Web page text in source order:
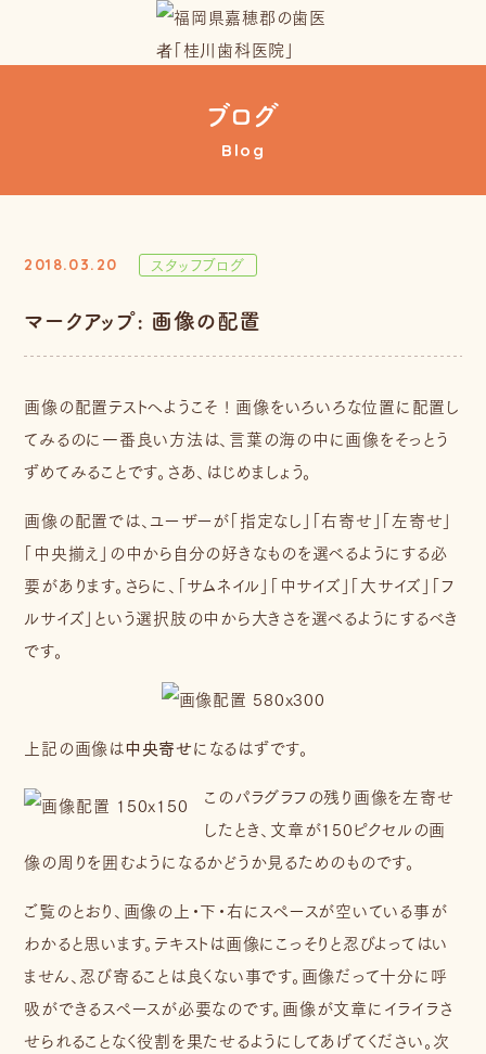
ブログ
Blog
2018.03.20 スタッフブログ
マークアップ: 画像の配置
画像の配置テストへようこそ ! 画像をいろいろな位置に配置し
てみるのに一番良い方法は、言葉の海の中に画像をそっとう
ずめてみることです。さあ、はじめましょう。
画像の配置では、ユーザーが「指定なし」「右寄せ」「左寄せ」
「中央揃え」の中から自分の好きなものを選べるようにする必
要があります。さらに、「サムネイル」「中サイズ」「大サイズ」「フ
ルサイズ」という選択肢の中から大きさを選べるようにするべき
です。
上記の画像は中央寄せになるはずです。
このパラグラフの残り画像を左寄せ
したとき、文章が150ピクセルの画
像の周りを囲むようになるかどうか見るためのものです。
ご覧のとおり、画像の上・下・右にスペースが空いている事が
わかると思います。テキストは画像にこっそりと忍びよってはい
ません、忍び寄ることは良くない事です。画像だって十分に呼
吸ができるスペースが必要なのです。画像が文章にイライラさ
せられることなく役割を果たせるようにしてあげてください。次